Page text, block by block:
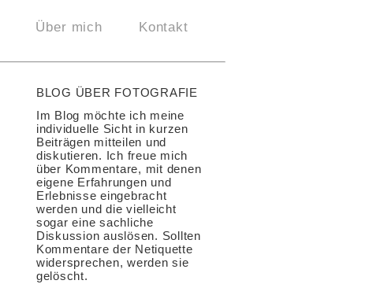
Über mich Kontakt
BLOG ÜBER FOTOGRAFIE
Im Blog möchte ich meine
individuelle Sicht in kurzen
Beiträgen mitteilen und
diskutieren. Ich freue mich
über Kommentare, mit denen
eigene Erfahrungen und
Erlebnisse eingebracht
werden und die vielleicht
sogar eine sachliche
Diskussion auslösen. Sollten
Kommentare der Netiquette
widersprechen, werden sie
gelöscht.